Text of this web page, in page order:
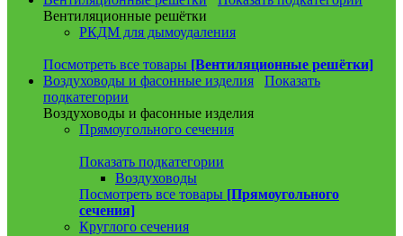
Вентиляционные решётки
РКДМ для дымоудаления
Посмотреть все товары [Вентиляционные решётки]
Воздуховоды и фасонные изделия
Показать
подкатегории
Воздуховоды и фасонные изделия
Прямоугольного сечения
Показать подкатегории
Воздуховоды
Посмотреть все товары [Прямоугольного
сечения]
Круглого сечения